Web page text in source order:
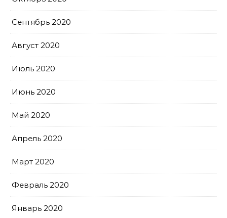
Сентябрь 2020
Август 2020
Июль 2020
Июнь 2020
Май 2020
Апрель 2020
Март 2020
Февраль 2020
Январь 2020